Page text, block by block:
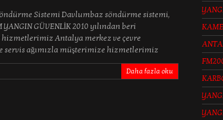
Sistemi Davlumbaz söndürme sistemi,
GÜVENLİK 2010 yılından beri
Antalya merkez ve çevre
servis ağımızla müşterimize hizmetlerimiz
Daha fazla oku